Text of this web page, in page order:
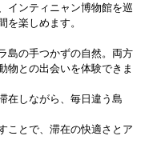
インティニャン博物館を巡
を楽しめます。
島の手つかずの自然。両方
物との出会いを体験できま
在しながら、毎日違う島
ことで、滞在の快適さとア